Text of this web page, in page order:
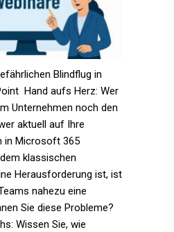
Blindflug in
Hand aufs Herz: Wer
Unternehmen noch den
aktuell auf Ihre
in Microsoft 365
klassischen
Herausforderung ist, ist
nahezu eine
Sie diese Probleme?
Wissen Sie, wie